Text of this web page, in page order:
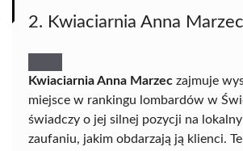
2. Kwiaciarnia Anna Marzec
Kwiaciarnia Anna Marzec zajmuje
miejsce w rankingu lombardów w
świadczy o jej silnej pozycji na
zaufaniu, jakim obdarzają ją klienci.